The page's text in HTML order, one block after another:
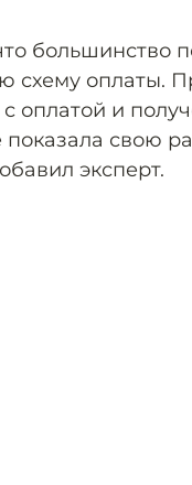
большинство
схему оплаты.
оплатой и
показала свою
эксперт.